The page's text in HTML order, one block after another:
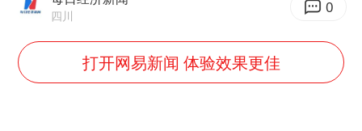
把党建设得更加坚强有力
四川 0
打开网易新闻 体验效果更佳